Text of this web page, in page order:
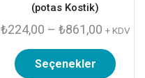
(potas Kostik)
₺224,00 – ₺861,00 + KDV
Seçenekler